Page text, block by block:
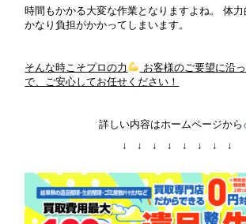
時間もかかる大変な作業となりますよね。 体
かなり負担がかかってしまいます。
そんな時こそプロの力
お客様のご要望に沿
で、ご安心してお任せください！
詳しい内容はホームページから
↓ ↓ ↓ ↓ ↓ ↓ ↓ ↓